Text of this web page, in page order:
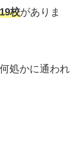
校がありま
処かに通われ